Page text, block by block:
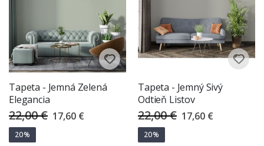
Tapeta - Jemná Zelená
Elegancia
22,00 € Special
Price
17,60 €
20%
Tapeta - Jemný Sivý
Odtieň Listov
22,00 € Special
Price
17,60 €
20%